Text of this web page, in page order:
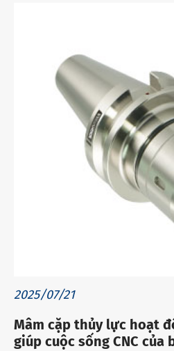
2025/07/21
Mâm cặp thủy lực hoạt
giúp cuộc sống CNC của